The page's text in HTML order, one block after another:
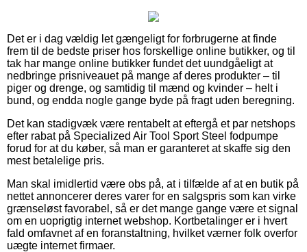
Det er i dag vældig let gængeligt for forbrugerne at finde
frem til de bedste priser hos forskellige online butikker, og til
tak har mange online butikker fundet det uundgåeligt at
nedbringe prisniveauet på mange af deres produkter – til
piger og drenge, og samtidig til mænd og kvinder – helt i
bund, og endda nogle gange byde på fragt uden beregning.
Det kan stadigvæk være rentabelt at eftergå et par netshops
efter rabat på Specialized Air Tool Sport Steel fodpumpe
forud for at du køber, så man er garanteret at skaffe sig den
mest betalelige pris.
Man skal imidlertid være obs på, at i tilfælde af at en butik på
nettet annoncerer deres varer for en salgspris som kan virke
grænseløst favorabel, så er det mange gange være et signal
om en uoprigtig internet webshop. Kortbetalinger er i hvert
fald omfavnet af en foranstaltning, hvilket værner folk overfor
uægte internet firmaer.